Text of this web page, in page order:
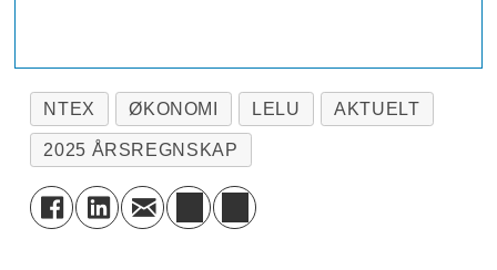
NTEX ØKONOMI LELU AKTUELT
2025 ÅRSREGNSKAP